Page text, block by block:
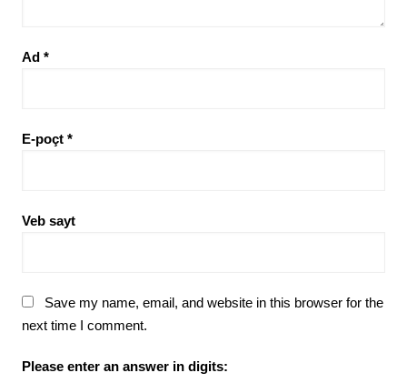
Ad *
E-poçt *
Veb sayt
Save my name, email, and website in this browser for the
next time I comment.
Please enter an answer in digits: